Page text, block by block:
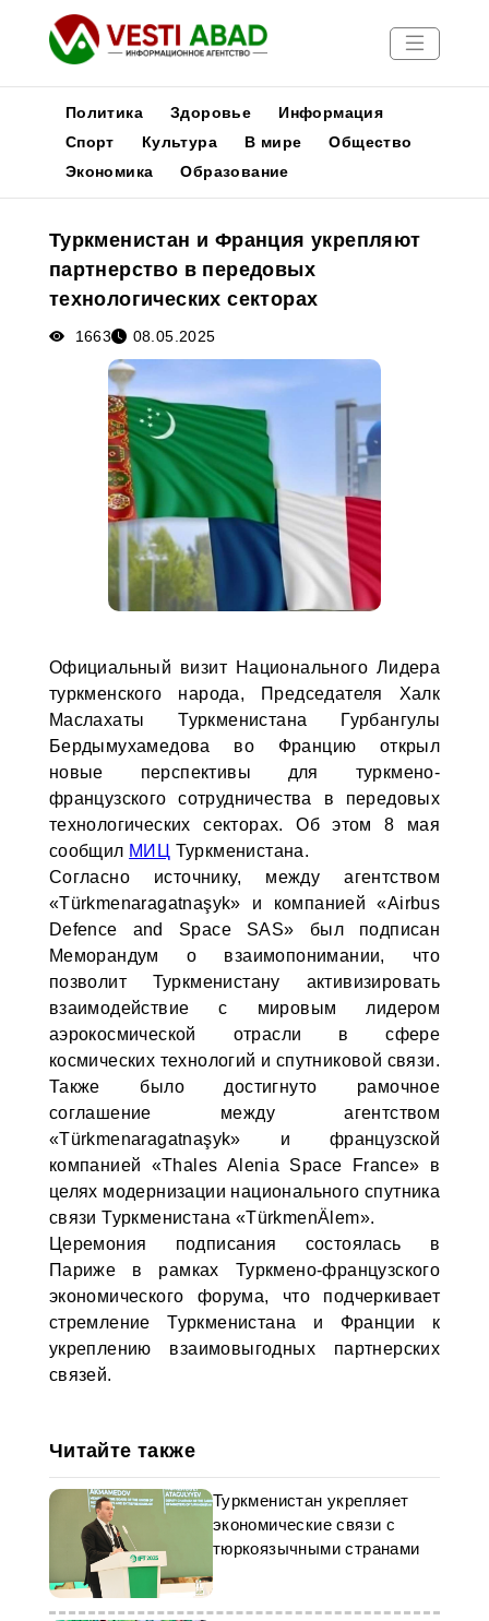
Новости
Медиа
Афиша
Политика Здоровье
Информация
Спорт
Культура В мире
Общество
Экономика
Образование
Туркменистан и Франция укрепляют
партнерство в передовых
технологических секторах
1663 08.05.2025
Официальный визит Национального Лидера
туркменского народа, Председателя Халк
Маслахаты Туркменистана Гурбангулы
Бердымухамедова во Францию открыл
новые перспективы для туркмено-
французского сотрудничества в передовых
технологических секторах. Об этом 8 мая
сообщил МИЦ Туркменистана.
Согласно источнику, между агентством
«Türkmenaragatnaşyk» и компанией «Airbus
Defence and Space SAS» был подписан
Меморандум о взаимопонимании, что
позволит Туркменистану активизировать
взаимодействие с мировым лидером
аэрокосмической отрасли в сфере
космических технологий и спутниковой связи.
Также было достигнуто рамочное
соглашение между агентством
«Türkmenaragatnaşyk» и французской
компанией «Thales Alenia Space France» в
целях модернизации национального спутника
связи Туркменистана «TürkmenÄlem».
Церемония подписания состоялась в
Париже в рамках Туркмено-французского
экономического форума, что подчеркивает
стремление Туркменистана и Франции к
укреплению взаимовыгодных партнерских
связей.
Читайте также
Туркменистан укрепляет
экономические связи с
тюркоязычными странами